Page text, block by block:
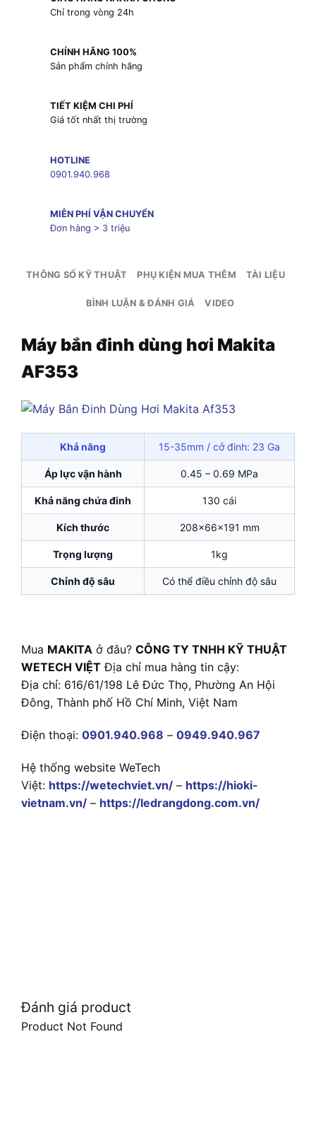
Chỉ trong vòng 24h
CHÍNH HÃNG 100%
Sản phẩm chính hãng
TIẾT KIỆM CHI PHÍ
Giá tốt nhất thị trường
HOTLINE
0901.940.968
MIỄN PHÍ VẬN CHUYỂN
Đơn hàng > 3 triệu
THÔNG SỐ KỸ THUẬT PHỤ KIỆN MUA THÊM TÀI LIỆU
BÌNH LUẬN & ĐÁNH GIÁ VIDEO
Máy bắn đinh dùng hơi Makita
AF353
Khả năng 15-35mm / cở đinh: 23 Ga
Áp lực vận hành 0.45 – 0.69 MPa
Khả năng chứa đinh 130 cái
Kích thước 208x66x191 mm
Trọng lượng 1kg
Chỉnh độ sâu Có thể điều chỉnh độ sâu
Mua MAKITA ở đâu? CÔNG TY TNHH KỸ THUẬT
WETECH VIỆT Địa chỉ mua hàng tin cậy:
Địa chỉ: 616/61/198 Lê Đức Thọ, Phường An Hội
Đông, Thành phố Hồ Chí Minh, Việt Nam
Điện thoại: 0901.940.968 – 0949.940.967
Hệ thống website WeTech
Việt: https://wetechviet.vn/ – https://hioki-
vietnam.vn/ – https://ledrangdong.com.vn/
Đánh giá product
Product Not Found